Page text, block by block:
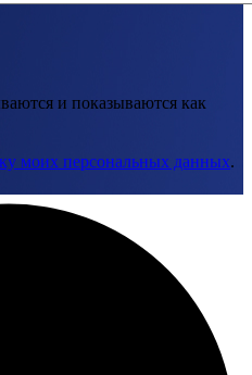
и показываются как
моих персональных данных.